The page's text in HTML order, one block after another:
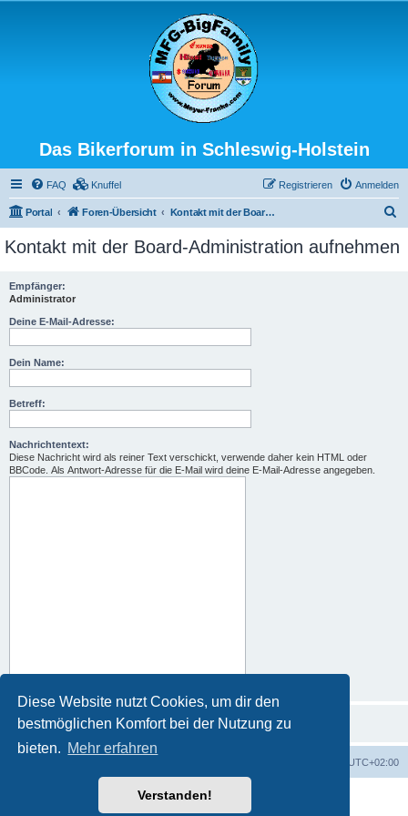
Diese Website nutzt Cookies, um dir den
bestmöglichen Komfort bei der Nutzung zu
bieten. Mehr erfahren
Verstanden!
Das Bikerforum in Schleswig-Holstein
FAQ Knuffel Anmelden
Registrieren
Portal Foren-Übersicht Kontakt mit der Board-Administration aufnehmen
c
Kontakt mit der Board-Administration aufnehmen
Empfänger:
Administrator
Deine E-Mail-Adresse:
Dein Name:
Betreff:
Nachrichtentext:
Diese Nachricht wird als reiner Text verschickt, verwende daher kein HTML oder
BBCode. Als Antwort-Adresse für die E-Mail wird deine E-Mail-Adresse angegeben.
UTC+02:00
Powered byphpBB® Forum Software © phpBB Limited
phpBB.de